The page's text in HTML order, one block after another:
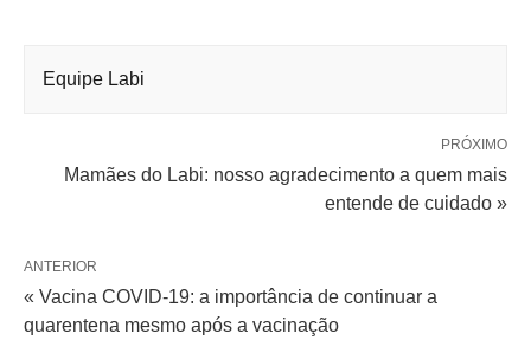
Equipe Labi
PRÓXIMO
Mamães do Labi: nosso agradecimento a quem mais
entende de cuidado »
ANTERIOR
« Vacina COVID-19: a importância de continuar a
quarentena mesmo após a vacinação